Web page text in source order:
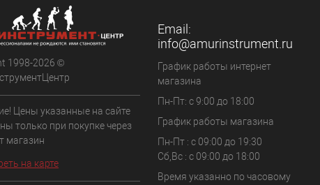
1998-2026 ©
Цены указанные на сайте
только при покупке через
магазин
на карте
Email:
info@amurinstrument.ru
График работы интернет
магазина
Пн-Пт: с 9:00 до 18:00
График работы магазина
Пн-Пт : с 09:00 до 19:30
Сб,Вс : c 09:00 до 18:00
Время указанно по часовому